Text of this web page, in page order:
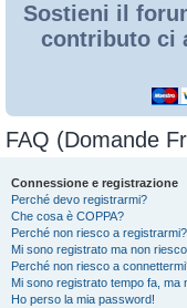
Sostieni il
contributo ci
FAQ (Domande
Connessione e registrazione
Perché devo registrarmi?
Che cosa è COPPA?
Perché non riesco a registrarmi?
Mi sono registrato ma non
Perché non riesco a
Mi sono registrato tempo fa, ma
Ho perso la mia password!